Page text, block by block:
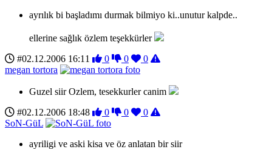
ayrılık bi başladımı durmak bilmiyo ki..unutur kalpde..
ellerine sağlık özlem teşekkürler
#02.12.2006 16:11
0 0
0
megan tortora
Guzel siir Ozlem, tesekkurler canim
#02.12.2006 18:48
0 0
0
SoN-GüL
ayriligi ve aski kisa ve öz anlatan bir siir